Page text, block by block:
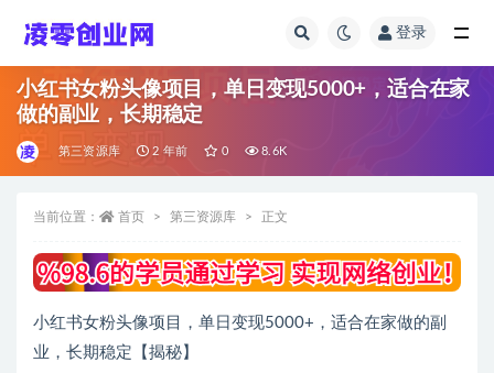
登录
小红书女粉头像项目，单日变现5000+，适合在家
做的副业，长期稳定
第三资源库 2 年前 0 8.6K
当前位置： 首页 第三资源库 正文
小红书女粉头像项目，单日变现5000+，适合在家做的副
业，长期稳定【揭秘】